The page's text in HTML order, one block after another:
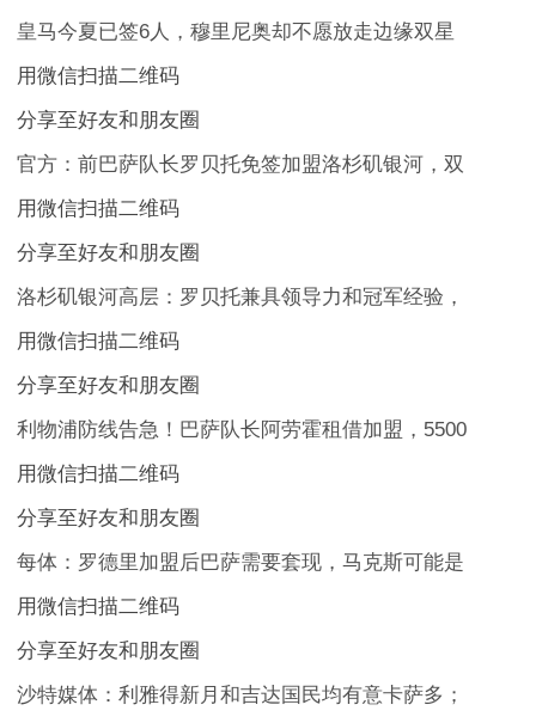
皇马今夏已签6人，穆里尼奥却不愿放走边缘双星
用微信扫描二维码
分享至好友和朋友圈
官方：前巴萨队长罗贝托免签加盟洛杉矶银河，双
用微信扫描二维码
分享至好友和朋友圈
洛杉矶银河高层：罗贝托兼具领导力和冠军经验，
用微信扫描二维码
分享至好友和朋友圈
利物浦防线告急！巴萨队长阿劳霍租借加盟，5500
用微信扫描二维码
分享至好友和朋友圈
每体：罗德里加盟后巴萨需要套现，马克斯可能是
用微信扫描二维码
分享至好友和朋友圈
沙特媒体：利雅得新月和吉达国民均有意卡萨多；